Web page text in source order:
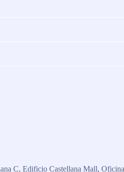
C, Edificio Castellana Mall,